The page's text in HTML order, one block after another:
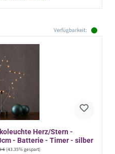
Verfügbarkeit:
Herz/Stern -
- Batterie - Timer - silber
Preis:
€(43.35% gespart)